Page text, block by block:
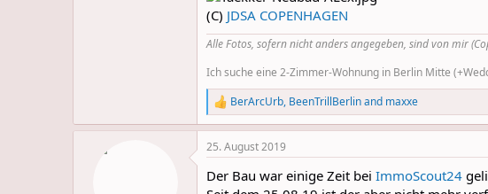
(C) JDSA COPENHAGEN
Alle Fotos, sofern nicht anders angegeben, sind von mir
Ich suche eine 2-Zimmer-Wohnung in Berlin Mitte
R
e
a
c
i
BerArcUrb, BeenTrillBerlinand maxxe
25. August 2019
Der Bau war einige Zeit bei ImmoScout24